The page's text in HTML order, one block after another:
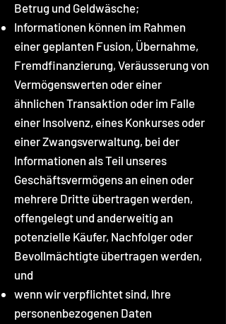
Betrug und Geldwäsche;
Informationen können im Rahmen
einer geplanten Fusion, Übernahme,
Fremdfinanzierung, Veräusserung von
Vermögenswerten oder einer
ähnlichen Transaktion oder im Falle
einer Insolvenz, eines Konkurses oder
einer Zwangsverwaltung, bei der
Informationen als Teil unseres
Geschäftsvermögens an einen oder
mehrere Dritte übertragen werden,
offengelegt und anderweitig an
potenzielle Käufer, Nachfolger oder
Bevollmächtigte übertragen werden,
und
wenn wir verpflichtet sind, Ihre
personenbezogenen Daten